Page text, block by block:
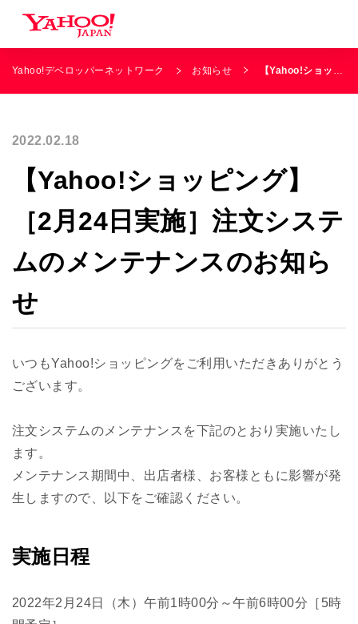
Yahoo!デベロッパーネットワーク お知らせ 【Yahoo!ショッピング】［2月24日実施］注文システムのメンテナンスのお知らせ
2022.02.18
【Yahoo!ショッピング】
［2月24日実施］注文システ
ムのメンテナンスのお知ら
せ
いつもYahoo!ショッピングをご利用いただきありがとう
ございます。
注文システムのメンテナンスを下記のとおり実施いたし
ます。
メンテナンス期間中、出店者様、お客様ともに影響が発
生しますので、以下をご確認ください。
実施日程
2022年2月24日（木）午前1時00分～午前6時00分［5時